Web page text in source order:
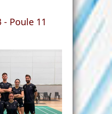
Poule 11